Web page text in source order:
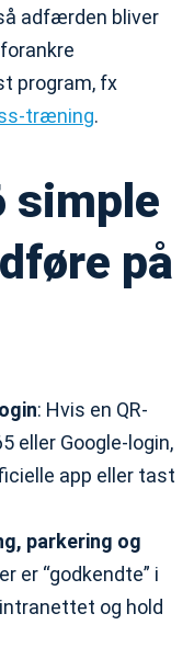
adfærden bliver
program, fx
træning.
simple
på
: Hvis en QR-
eller Google-login,
app eller tast
parkering og
er “godkendte” i
og hold